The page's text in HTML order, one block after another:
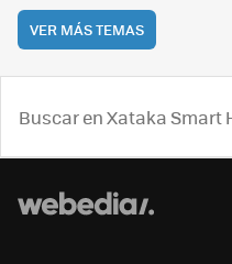
VER MÁS TEMAS